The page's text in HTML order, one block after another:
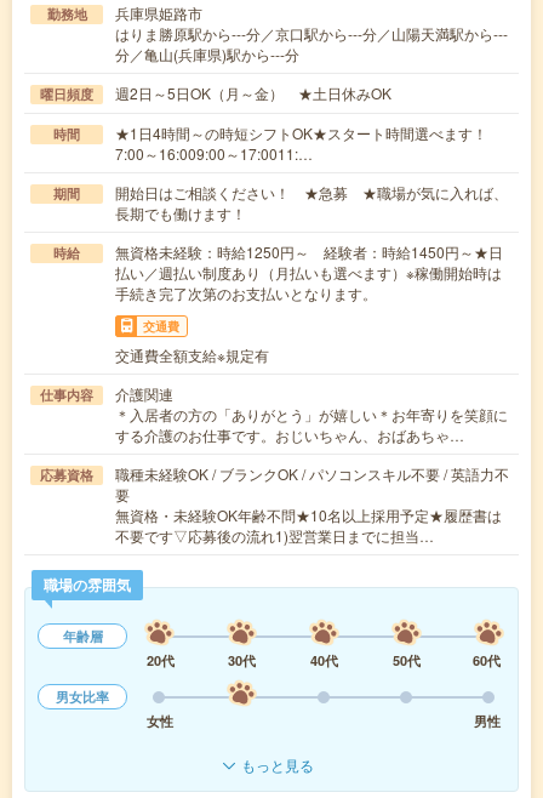
勤務地
兵庫県姫路市
はりま勝原駅から---分／京口駅から---分／山陽天満駅から---
分／亀山(兵庫県)駅から---分
曜日頻度 週2日～5日OK（月～金） ★土日休みOK
時間
★1日4時間～の時短シフトOK★スタート時間選べます！
7:00～16:009:00～17:0011:…
期間
開始日はご相談ください！ ★急募 ★職場が気に入れば、
長期でも働けます！
時給
無資格未経験：時給1250円～ 経験者：時給1450円～★日
払い／週払い制度あり（月払いも選べます）※稼働開始時は
手続き完了次第のお支払いとなります。
交通費
交通費全額支給※規定有
仕事内容
介護関連
＊入居者の方の「ありがとう」が嬉しい＊お年寄りを笑顔に
する介護のお仕事です。おじいちゃん、おばあちゃ…
応募資格
職種未経験OK / ブランクOK / パソコンスキル不要 / 英語力不
要
無資格・未経験OK年齢不問★10名以上採用予定★履歴書は
不要です▽応募後の流れ1)翌営業日までに担当…
職場の雰囲気
年齢層
20代
30代 40代 50代
60代
男女比率
女性
男性
もっと見る